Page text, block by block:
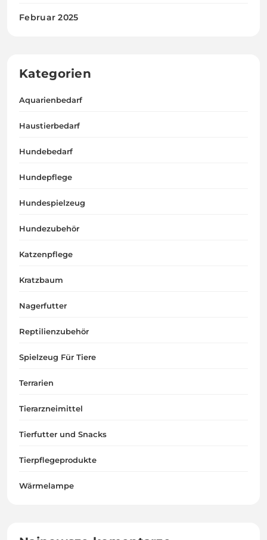
Februar 2025
Kategorien
Aquarienbedarf
Haustierbedarf
Hundebedarf
Hundepflege
Hundespielzeug
Hundezubehör
Katzenpflege
Kratzbaum
Nagerfutter
Reptilienzubehör
Spielzeug Für Tiere
Terrarien
Tierarzneimittel
Tierfutter und Snacks
Tierpflegeprodukte
Wärmelampe